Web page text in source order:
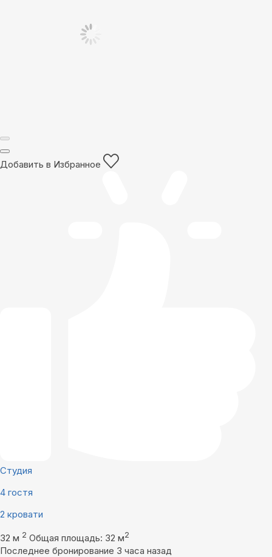
Добавить в Избранное
Студия
4 гостя
2 кровати
32 м 2 Общая площадь: 32 м2
Последнее бронирование 3 часа назад